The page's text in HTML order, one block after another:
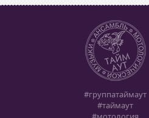
#группатаймаут
#таймаут